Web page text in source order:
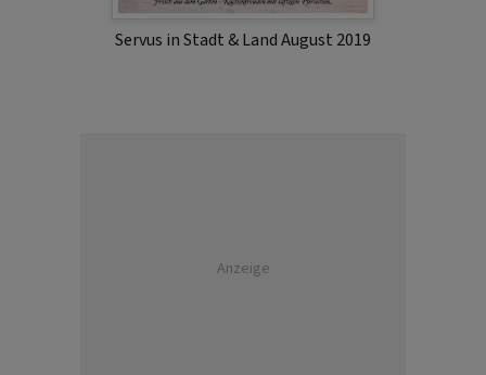
Servus in Stadt & Land August 2019
Anzeige